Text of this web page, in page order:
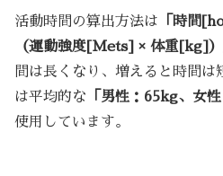
活動時間の算出方法は 「時間
（運動強度[Mets] × 体重[kg]）
間は長くなり、増えると時間は
は平均的な 「男性：65kg、女
使用しています。